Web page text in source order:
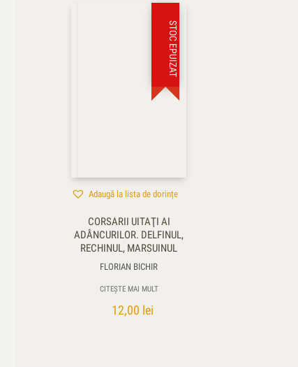
STOC EPUIZAT
Adaugă la lista de dorințe
CORSARII UITAŢI AI
ADÂNCURILOR. DELFINUL,
RECHINUL, MARSUINUL
FLORIAN BICHIR
CITEȘTE MAI MULT
12,00 lei